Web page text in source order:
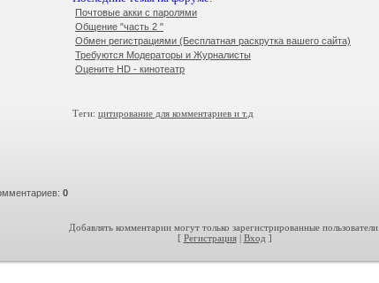
шаблон для блога
Почтовые акки с паролями
Общение "часть 2 "
Обмен регистрациями (Бесплатная раскрутка вашего сайта)
Требуются Модераторы и Журналисты
Оцените HD - кинотеатр
Теги: цитирование для комментариев и т.д
: 0
Добавлять комментарии могут только зарегистрированные пользователи.
[ Регистрация| Вход ]